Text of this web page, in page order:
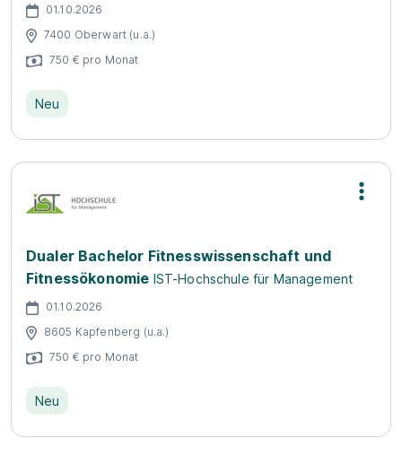
01.10.2026
7400 Oberwart (u.a.)
750 € pro Monat
Neu
Dualer Bachelor Fitnesswissenschaft und
Fitnessökonomie IST-Hochschule für Management
01.10.2026
8605 Kapfenberg (u.a.)
750 € pro Monat
Neu